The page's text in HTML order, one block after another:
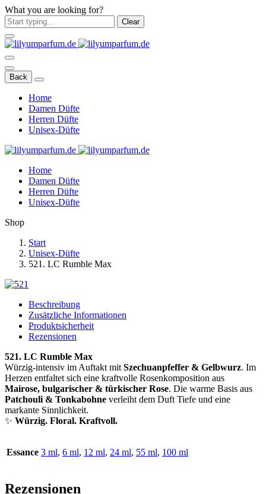
What you are looking for?
Clear
Back
Home
Damen Düfte
Herren Düfte
Unisex-Düfte
Home
Damen Düfte
Herren Düfte
Unisex-Düfte
Shop
Start
Unisex-Düfte
521. LC Rumble Max
Beschreibung
Zusätzliche Informationen
Produktsicherheit
Rezensionen
521. LC Rumble Max
Würzig-intensiv im Auftakt mit Szechuanpfeffer & Gelbwurz. Im
Herzen entfaltet sich eine kraftvolle Rosenkomposition aus
Mairose, bulgarischer & türkischer Rose. Die warme Basis aus
Patchouli & Tonkabohne verleiht dem Duft Tiefe und eine
markante Sinnlichkeit.
✨ Würzig. Floral. Kraftvoll.
Essance 3 ml, 6 ml, 12 ml, 24 ml, 55 ml, 100 ml
Rezensionen